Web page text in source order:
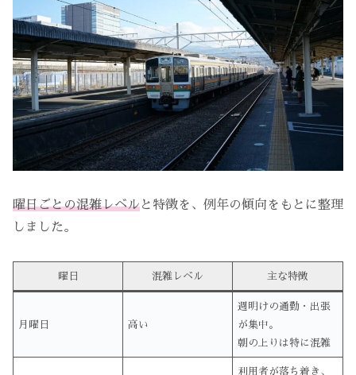
曜日ごとの混雑レベルと特徴を、例年の傾向をもとに整理
しました。
曜日 混雑レベル 主な特徴
月曜日 高い
週明けの通勤・出張
が集中。
朝の上りは特に混雑
利用者が落ち着き、